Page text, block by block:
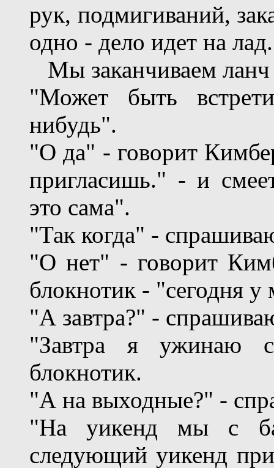
рук, подмигиваний,
одно - дело идет на лад.
Мы заканчиваем
"Может быть
нибудь".
"О да" - говорит
пригласишь." - и
это сама".
"Так когда" -
"О нет" - говорит
блокнотик - "сегодня
"А завтра?" -
"Завтра я ужинаю
блокнотик.
"А на выходные?" -
"На уикенд мы с
следующий уикенд